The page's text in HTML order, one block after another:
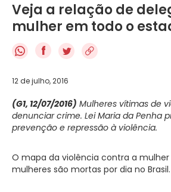
Veja a relação de
mulher em todo o
f
12 de julho, 2016
(G1, 12/07/2016) Mulheres vítimas de
denunciar crime. Lei Maria da Penha
prevenção e repressão à violência.
O mapa da violência contra a mulher
mulheres são mortas por dia no Brasil.